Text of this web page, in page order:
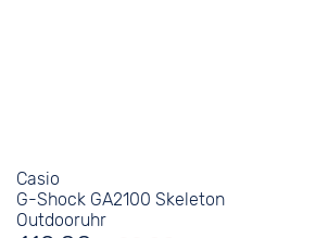
Casio
G-Shock GA2100 Skeleton
Outdooruhr